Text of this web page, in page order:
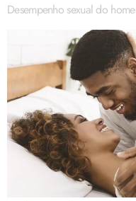
Desempenho sexual do